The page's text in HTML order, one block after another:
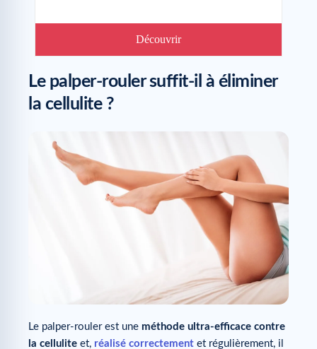
Découvrir
Le palper-rouler suffit-il à éliminer
la cellulite ?
Le palper-rouler est une méthode ultra-efficace contre
la cellulite et, réalisé correctement et régulièrement, il